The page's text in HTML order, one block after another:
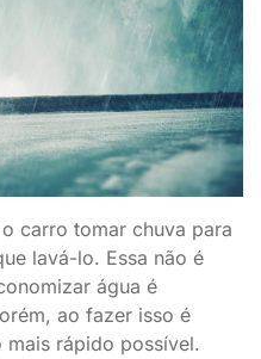
carro tomar chuva para
lavá-lo. Essa não é
água é
ao fazer isso é
mais rápido possível.